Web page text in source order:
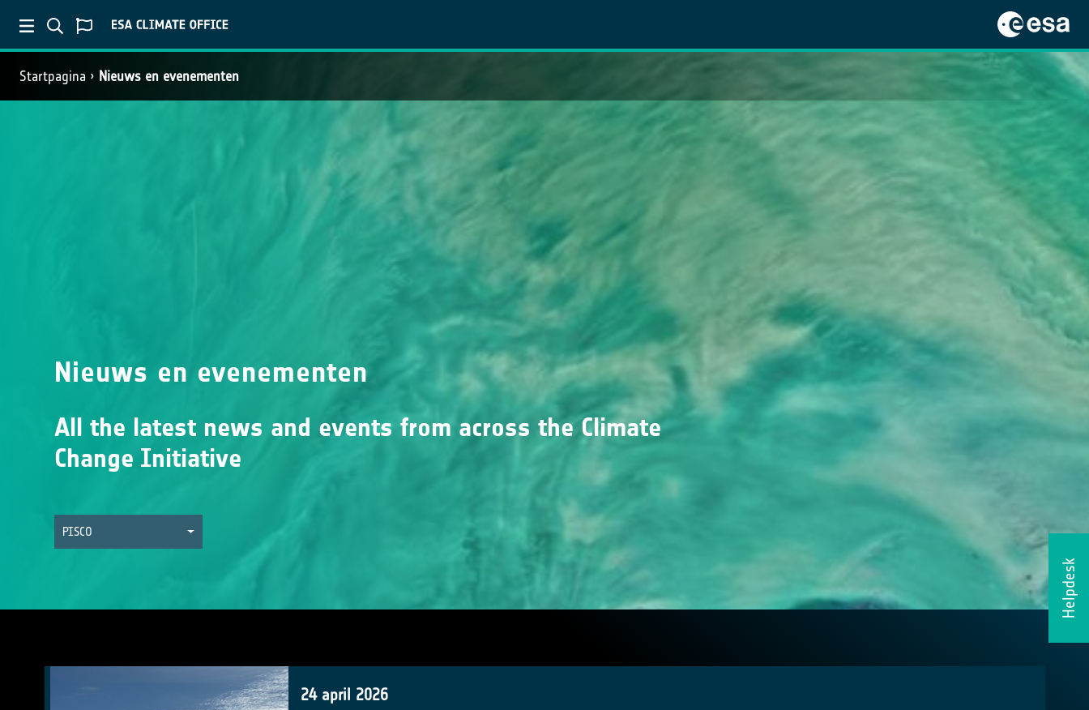
Startpagina Nieuws en evenementen
Helpdesk
Nieuws en evenementen
All the latest news and events from across the Climate
Change Initiative
PISCO
24 april 2026